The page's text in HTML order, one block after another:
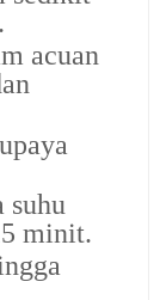
acuan
suhu
minit.